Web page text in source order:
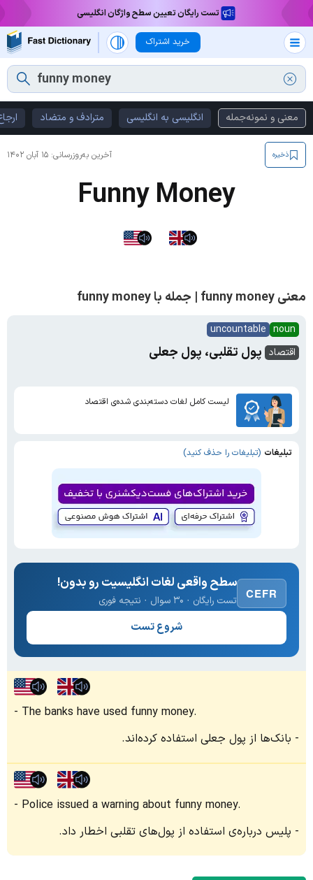
تست رایگان تعیین سطح واژگان انگلیسی
خرید اشتراک
معنی و نمونه‌جمله انگلیسی به انگلیسی مترادف و متضاد
آخرین به‌روزرسانی: ۱۵ آبان ۱۴۰۲ ذخیره
Funny Money
معنی funny money | جمله با funny money
noun
uncountable
اقتصاد پول تقلبی، پول جعلی
لیست کامل لغات دسته‌بندی شده‌ی اقتصاد
تبلیغات (تبلیغات را حذف کنید)
CEFR
سطح واقعی لغات انگلیسیت رو بدون!
تست رایگان · ۳۰ سوال · نتیجه فوری
شروع تست
The banks have used funny money.
بانک‌ها از پول جعلی استفاده کرده‌اند.
Police issued a warning about funny money.
پلیس درباره‌ی استفاده از پول‌های تقلبی اخطار داد.